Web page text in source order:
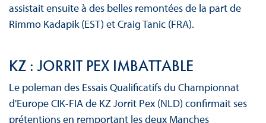
assistait ensuite à des belles remontées de la part de
Rimmo Kadapik (EST) et Craig Tanic (FRA).
KZ : JORRIT PEX IMBATTABLE
Le poleman des Essais Qualificatifs du Championnat
d'Europe CIK-FIA de KZ Jorrit Pex (NLD) confirmait ses
prétentions en remportant les deux Manches